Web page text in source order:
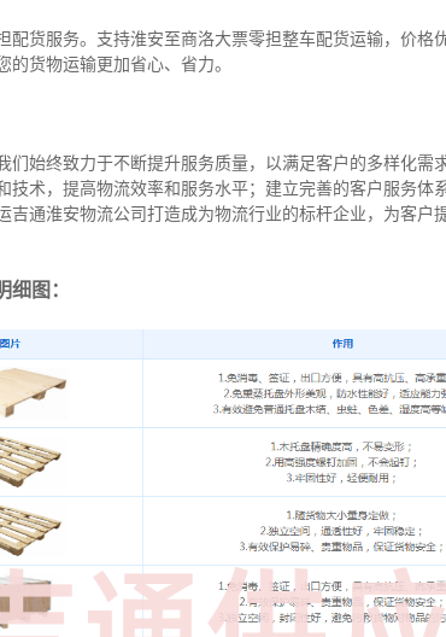
货服务。支持淮安至商洛大票零担整车配货运输，价格
货物运输更加省心、省力。
始终致力于不断提升服务质量，以满足客户的多样化需
术，提高物流效率和服务水平；建立完善的客户服务体
通淮安物流公司打造成为物流行业的标杆企业，为客户
图：